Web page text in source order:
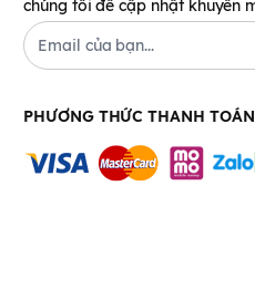
chúng tôi để cập nhật khuyến
PHƯƠNG THỨC THANH TOÁN